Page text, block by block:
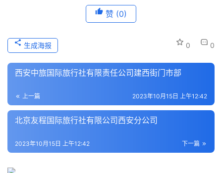
文
化
游
之
家
本
地
生
赞 (0)
0 0
生成海报
西安中旅国际旅行社有限责任公司建西街门市部
上一篇 2023年10月15日 上午12:42
北京友程国际旅行社有限公司西安分公司
下一篇
2023年10月15日 上午12:42